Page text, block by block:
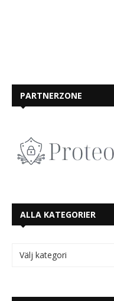
PARTNERZONE
ALLA KATEGORIER